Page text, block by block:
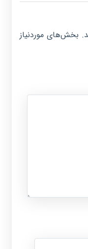
بخش‌های موردنیاز